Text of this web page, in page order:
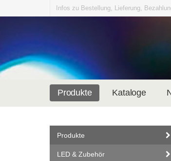
Infos zu Bestellung, Lieferung,
Produkte Kataloge
Produkte
LED & Zubehör